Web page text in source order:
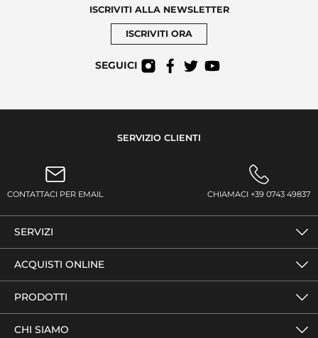
ISCRIVITI ALLA NEWSLETTER
ISCRIVITI ORA
SEGUICI
SERVIZIO CLIENTI
CONTATTACI PER EMAIL CHIAMACI +39 0743 49837
SERVIZI
ACQUISTI ONLINE
PRODOTTI
CHI SIAMO